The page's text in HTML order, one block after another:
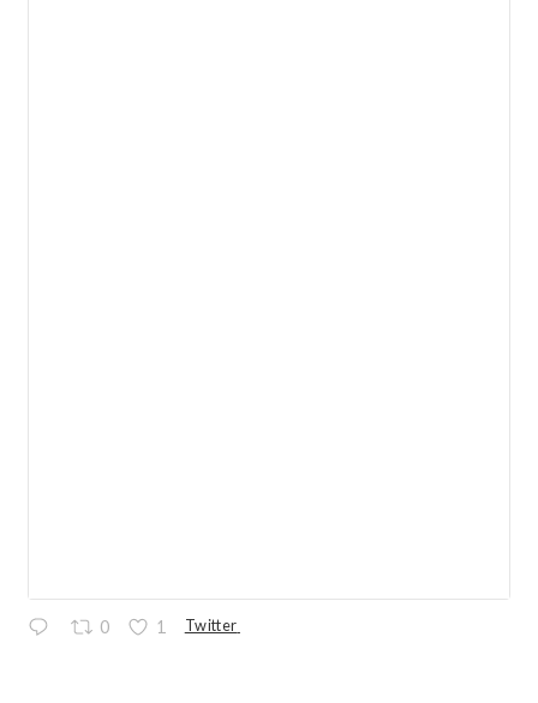
0 1 Twitter